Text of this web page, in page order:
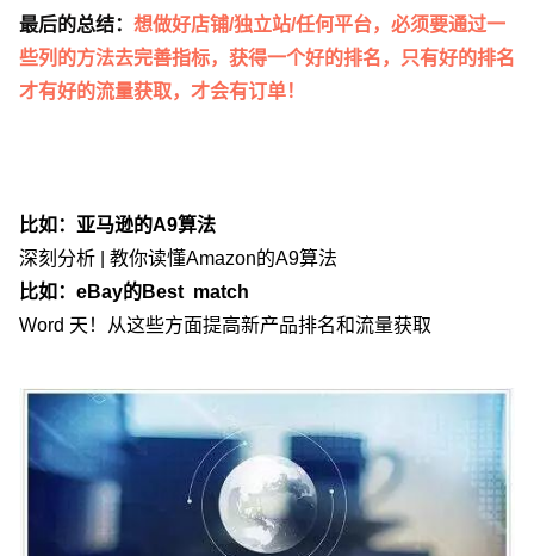
最后的总结： 想做好店铺/独立站/任何平台，必须要通过一
些列的方法去完善指标，获得一个好的排名，只有好的排名
才有好的流量获取，才会有订单！
比如：亚马逊的A9算法
深刻分析 | 教你读懂Amazon的A9算法
比如：eBay的Best match
Word 天！从这些方面提高新产品排名和流量获取